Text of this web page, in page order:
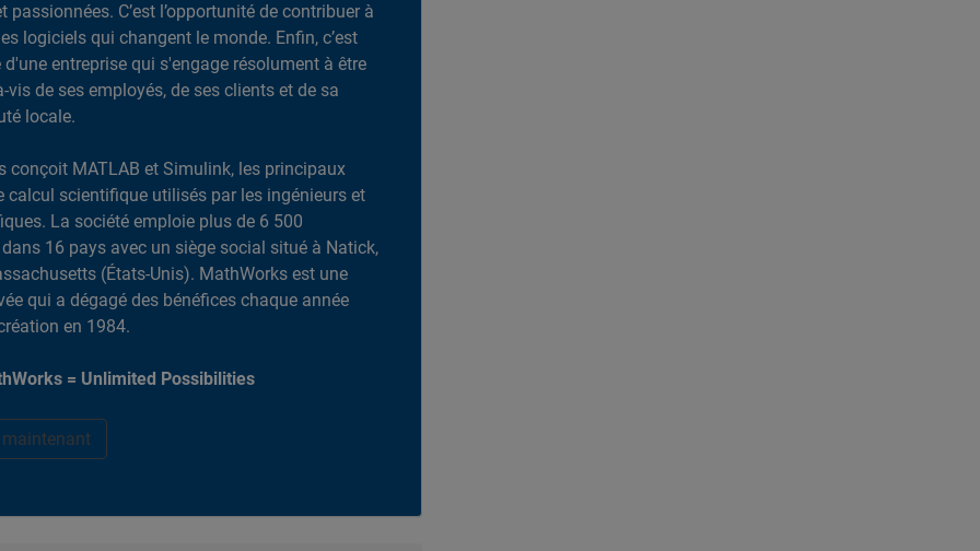
passionnées. C’est l’opportunité de contribuer à
logiciels qui changent le monde. Enfin, c’est
entreprise qui s'engage résolument à être
vis de ses employés, de ses clients et de sa
locale.
conçoit MATLAB et Simulink, les principaux
calcul scientifique utilisés par les ingénieurs et
La société emploie plus de 6 500
16 pays avec un siège social situé à Natick,
(États-Unis). MathWorks est une
qui a dégagé des bénéfices chaque année
en 1984.
= Unlimited Possibilities